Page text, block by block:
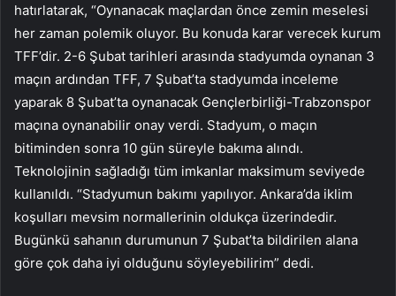
hatırlatarak, “Oynanacak maçlardan önce zemin meselesi
her zaman polemik oluyor. Bu konuda karar verecek kurum
TFF’dir. 2-6 Şubat tarihleri ​​arasında stadyumda oynanan 3
maçın ardından TFF, 7 Şubat’ta stadyumda inceleme
yaparak 8 Şubat’ta oynanacak Gençlerbirliği-Trabzonspor
maçına oynanabilir onay verdi. Stadyum, o maçın
bitiminden sonra 10 gün süreyle bakıma alındı.
Teknolojinin sağladığı tüm imkanlar maksimum seviyede
kullanıldı. “Stadyumun bakımı yapılıyor. Ankara’da iklim
koşulları mevsim normallerinin oldukça üzerindedir.
Bugünkü sahanın durumunun 7 Şubat’ta bildirilen alana
göre çok daha iyi olduğunu söyleyebilirim” dedi.